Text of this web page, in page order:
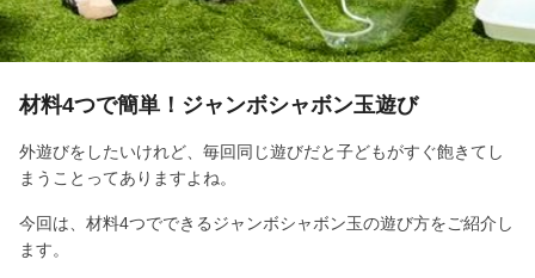
V
i
d
材料4つで簡単！ジャンボシャボン玉遊び
外遊びをしたいけれど、毎回同じ遊びだと子どもがすぐ飽きてし
まうことってありますよね。
今回は、材料4つでできるジャンボシャボン玉の遊び方をご紹介し
ます。